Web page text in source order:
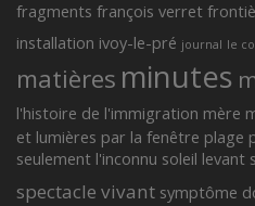
fragments françois verret
installation ivoy-le-pré journal le
matières minutes
l'histoire de l'immigration mère
et lumières par la fenêtre plage
seulement l'inconnu soleil levant
spectacle vivant symptôme